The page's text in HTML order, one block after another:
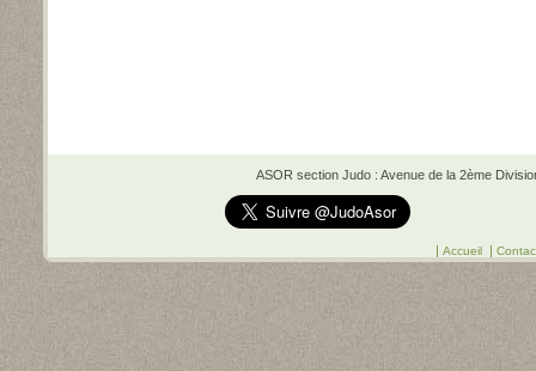
ASOR section Judo : Avenue de la 2ème
| Accueil |